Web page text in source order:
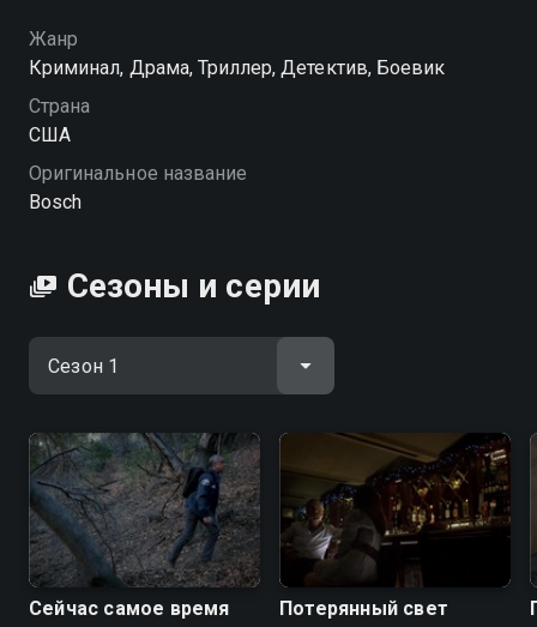
Жанр
Криминал, Драма, Триллер, Детектив, Боевик
Страна
США
Оригинальное название
Bosch
Сезоны и серии
Сейчас самое время Потерянный свет